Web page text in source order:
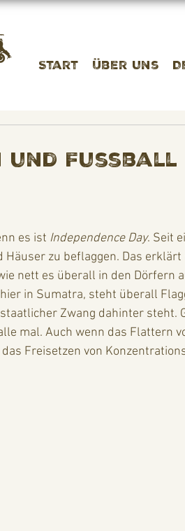
Start Über uns
Fussball
es ist Independence Day. Seit
zu beflaggen. Das
nett es überall in den Dörfern
in Sumatra, steht überall
Zwang dahinter steht.
mal. Auch wenn das Flattern
Freisetzen von